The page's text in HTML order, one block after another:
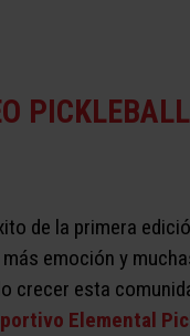
de la primera
emoción y
crecer esta
Elemental